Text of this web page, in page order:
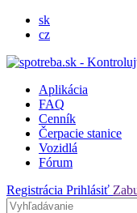
sk
cz
Aplikácia
FAQ
Cenník
Čerpacie stanice
Vozidlá
Fórum
Registrácia Prihlásiť